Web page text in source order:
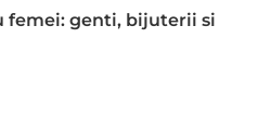
femei: genti, bijuterii si